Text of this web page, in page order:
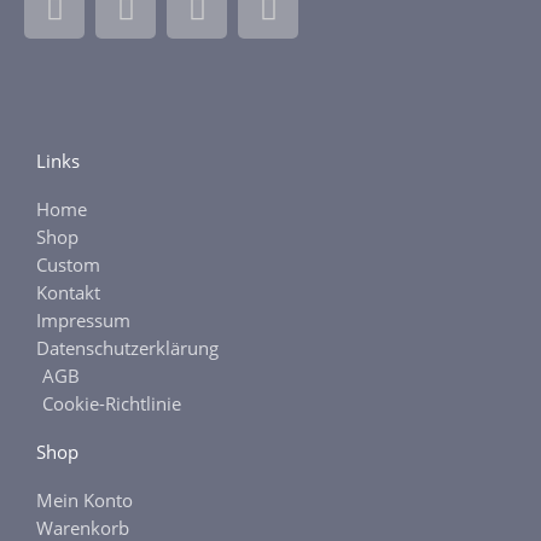
a
c
o
o
k
-
f
n
s
b
a
t
s
Links
Home
Shop
Custom
Kontakt
Impressum
Datenschutzerklärung
AGB
Cookie-Richtlinie
Shop
Mein Konto
Warenkorb